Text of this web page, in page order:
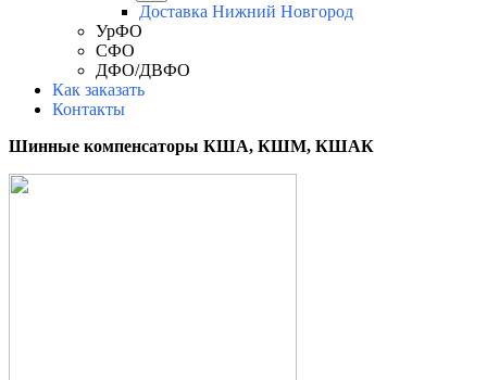
Доставка Нижний Новгород
УрФО
СФО
ДФО/ДВФО
Как заказать
Контакты
Шинные компенсаторы КША, КШМ, КШАК